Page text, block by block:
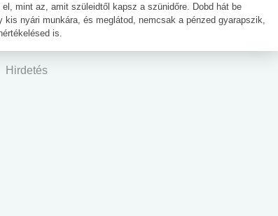
mint az, amit szüleidtől kapsz a szünidőre. Dobd hát be
kis nyári munkára, és meglátod, nemcsak a pénzed gyarapszik,
is.
Hirdetés